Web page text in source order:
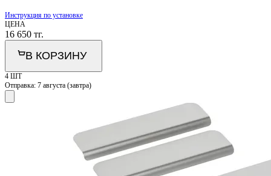
Инструкция по установке
ЦЕНА
16 650 тг.
В КОРЗИНУ
4 ШТ
Отправка: 7 августа (завтра)